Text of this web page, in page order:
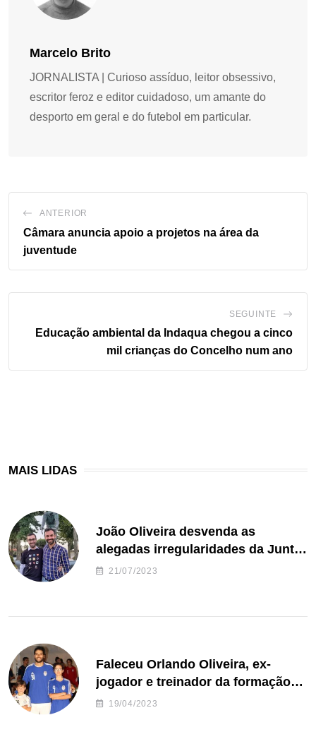
Marcelo Brito
JORNALISTA | Curioso assíduo, leitor obsessivo,
escritor feroz e editor cuidadoso, um amante do
desporto em geral e do futebol em particular.
ANTERIOR
Câmara anuncia apoio a projetos na área da
juventude
SEGUINTE
Educação ambiental da Indaqua chegou a cinco
mil crianças do Concelho num ano
MAIS LIDAS
João Oliveira desvenda as
alegadas irregularidades da Junta
de Freguesia S. João de Ver
21/07/2023
Faleceu Orlando Oliveira, ex-
jogador e treinador da formação
de andebol do Feirense
19/04/2023